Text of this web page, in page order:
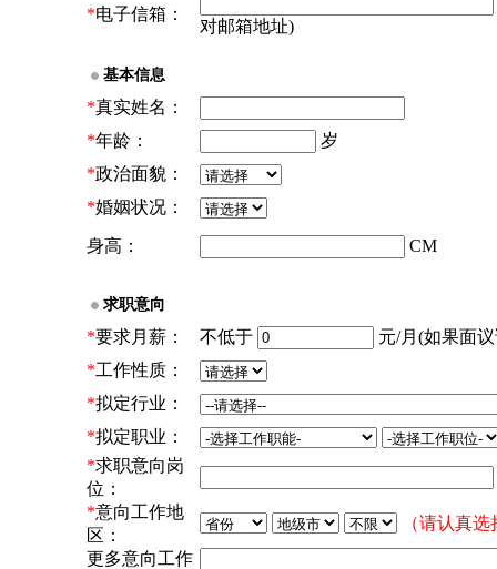
*电子信箱：
对邮箱地址)
基本信息
*真实姓名：
*年龄：
岁
*政治面貌：
*婚姻状况：
身高： CM
求职意向
*要求月薪： 不低于
元/月(如果面议
*工作性质：
*拟定行业：
*拟定职业：
*求职意向岗
位：
*意向工作地
区：
（请认真
更多意向工作